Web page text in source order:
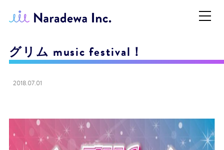
グリム music festival！
2018.07.01